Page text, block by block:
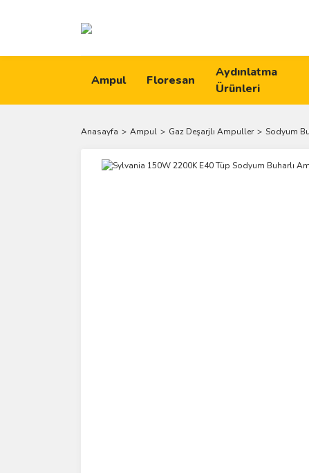
Ampul Floresan
Aydınlatma
Ürünleri
Anasayfa Ampul Gaz Deşarjlı Ampuller Sodyum